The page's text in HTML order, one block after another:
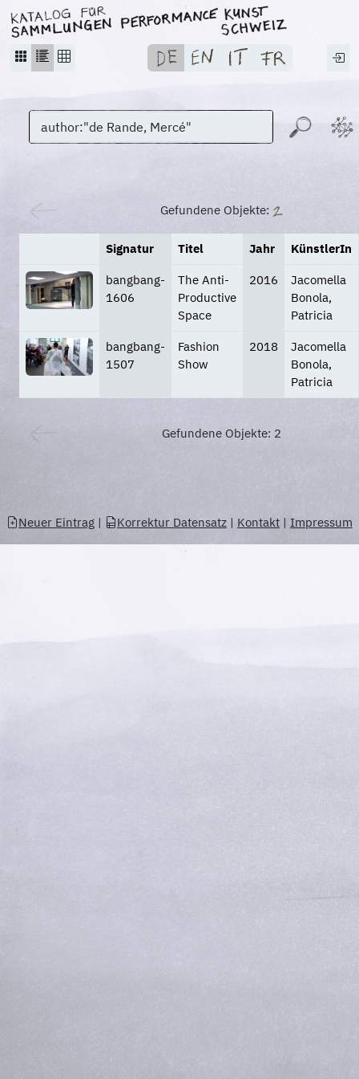
Gefundene Objekte:
Signatur Titel Jahr KünstlerIn
bangbang-
1606
The Anti-
Productive
Space
2016
Jacomella
Bonola,
Patricia
bangbang-
1507
Fashion
Show
2018
Jacomella
Bonola,
Patricia
Gefundene Objekte: 2
Neuer Eintrag | Korrektur Datensatz | Kontakt | Impressum